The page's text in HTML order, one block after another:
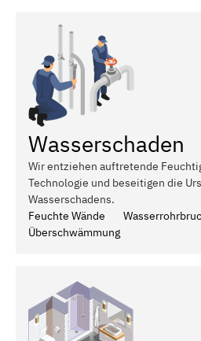
Wasserschaden
Wir entziehen auftretende
Technologie und beseitigen die
Wasserschadens.
Feuchte Wände
Überschwämmung